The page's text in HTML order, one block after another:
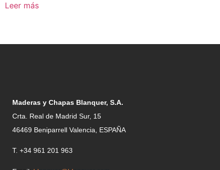
Leer más
Maderas y Chapas Blanquer, S.A.
Crta. Real de Madrid Sur, 15
46469 Beniparrell Valencia, ESPAÑA
T. +34 961 201 963